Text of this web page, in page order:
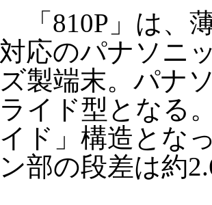
「810P」は、
対応のパナソニ
ズ製端末。パナ
ライド型となる
イド」構造とな
ン部の段差は約